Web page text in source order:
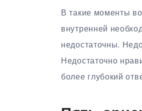
В такие моменты
внутренней
недостаточны.
Недостаточно
более глубокий